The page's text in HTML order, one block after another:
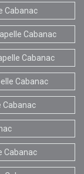
Cabanac
Cabanac
Cabanac
Cabanac
Cabanac
Cabanac